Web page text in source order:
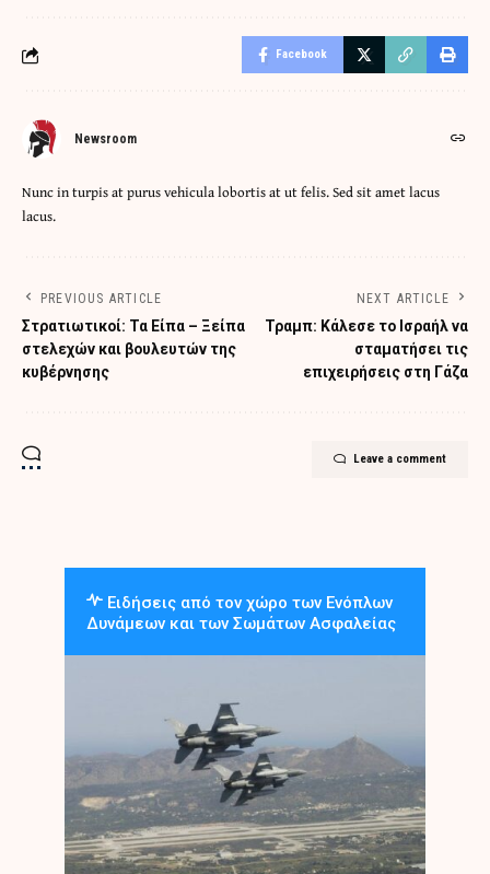
Facebook
Newsroom
Nunc in turpis at purus vehicula lobortis at ut felis. Sed sit amet lacus
lacus.
PREVIOUS ARTICLE
Στρατιωτικοί: Τα Είπα – Ξείπα
στελεχών και βουλευτών της
κυβέρνησης
NEXT ARTICLE
Τραμπ: Κάλεσε το Ισραήλ να
σταματήσει τις
επιχειρήσεις στη Γάζα
Leave a comment
Ειδήσεις από τον χώρο των Ενόπλων
Δυνάμεων και των Σωμάτων Ασφαλείας